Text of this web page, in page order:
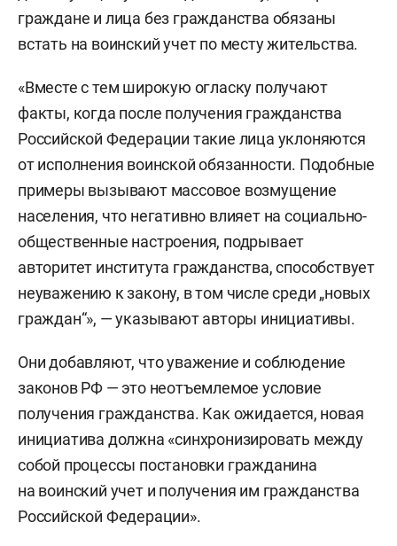
граждане и лица без гражданства обязаны
встать на воинский учет по месту жительства.
«Вместе с тем широкую огласку получают
факты, когда после получения гражданства
Российской Федерации такие лица уклоняются
от исполнения воинской обязанности. Подобные
примеры вызывают массовое возмущение
населения, что негативно влияет на социально-
общественные настроения, подрывает
авторитет института гражданства, способствует
неуважению к закону, в том числе среди „новых
граждан“», — указывают авторы инициативы.
Они добавляют, что уважение и соблюдение
законов РФ — это неотъемлемое условие
получения гражданства. Как ожидается, новая
инициатива должна «синхронизировать между
собой процессы постановки гражданина
на воинский учет и получения им гражданства
Российской Федерации».